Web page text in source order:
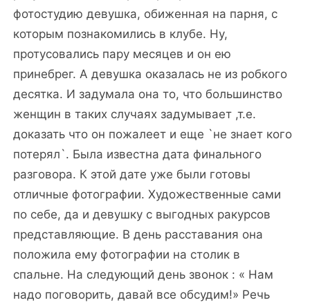
фотостудию девушка, обиженная на парня, с
которым познакомились в клубе. Ну,
протусовались пару месяцев и он ею
принебрег. А девушка оказалась не из робкого
десятка. И задумала она то, что большинство
женщин в таких случаях задумывает ,т.е.
доказать что он пожалеет и еще `не знает кого
потерял`. Была известна дата финального
разговора. К этой дате уже были готовы
отличные фотографии. Художественные сами
по себе, да и девушку с выгодных ракурсов
представляющие. В день расставания она
положила ему фотографии на столик в
спальне. На следующий день звонок : « Нам
надо поговорить, давай все обсудим!» Речь